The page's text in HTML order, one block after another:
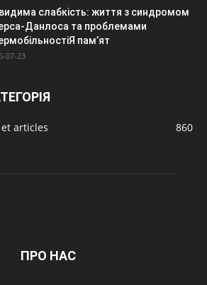
слабкість: життя з синдромом
Данлоса та проблемами
пам’ят
07-23
articles 860
ПРО НАС